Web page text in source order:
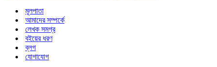
মূলপাতা
আমাদের সম্পর্কে
লেখক সমগ্র
বইয়ের ধরণ
ব্লগ
যোগাযোগ